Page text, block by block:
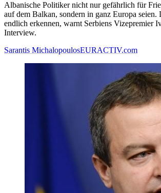
Albanische Politiker nicht nur gefährlich für
auf dem Balkan, sondern in ganz Europa seien.
endlich erkennen, warnt Serbiens Vizepremier
Interview.
Sarantis MichalopoulosEURACTIV.com